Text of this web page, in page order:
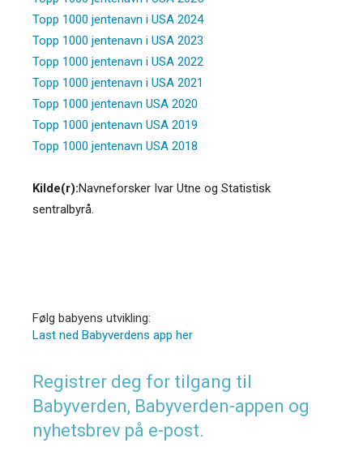
Topp 1000 jentenavn i USA 2024
Topp 1000 jentenavn i USA 2023
Topp 1000 jentenavn i USA 2022
Topp 1000 jentenavn i USA 2021
Topp 1000 jentenavn USA 2020
Topp 1000 jentenavn USA 2019
Topp 1000 jentenavn USA 2018
Kilde(r):Navneforsker Ivar Utne og Statistisk
sentralbyrå.
Følg babyens utvikling:
Last ned Babyverdens app her
Registrer deg for tilgang til
Babyverden, Babyverden-appen og
nyhetsbrev på e-post.